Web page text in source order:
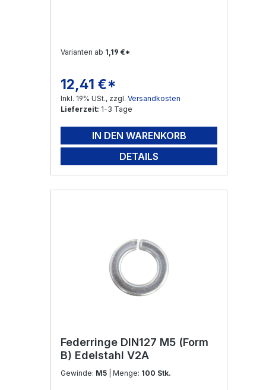
Varianten ab 1,19 €*
Regulärer Preis:
12,41 €*
Inkl. 19% USt., zzgl. Versandkosten
Lieferzeit: 1-3 Tage
IN DEN WARENKORB
DETAILS
Federringe DIN127 M5 (Form
B) Edelstahl V2A
Gewinde: M5 | Menge: 100 Stk.